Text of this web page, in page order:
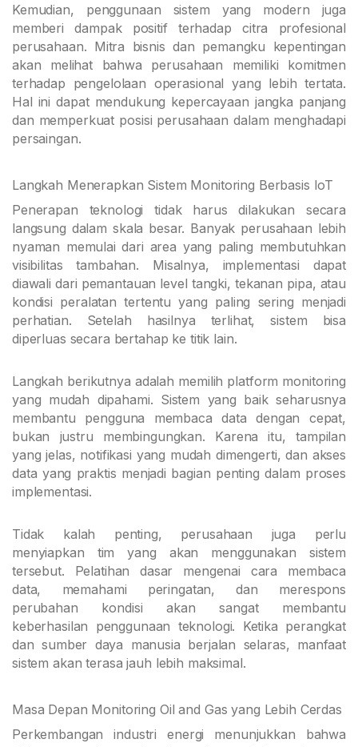
Kemudian, penggunaan sistem yang modern juga
memberi dampak positif terhadap citra profesional
perusahaan. Mitra bisnis dan pemangku kepentingan
akan melihat bahwa perusahaan memiliki komitmen
terhadap pengelolaan operasional yang lebih tertata.
Hal ini dapat mendukung kepercayaan jangka panjang
dan memperkuat posisi perusahaan dalam menghadapi
persaingan.
Langkah Menerapkan Sistem Monitoring Berbasis IoT
Penerapan teknologi tidak harus dilakukan secara
langsung dalam skala besar. Banyak perusahaan lebih
nyaman memulai dari area yang paling membutuhkan
visibilitas tambahan. Misalnya, implementasi dapat
diawali dari pemantauan level tangki, tekanan pipa, atau
kondisi peralatan tertentu yang paling sering menjadi
perhatian. Setelah hasilnya terlihat, sistem bisa
diperluas secara bertahap ke titik lain.
Langkah berikutnya adalah memilih platform monitoring
yang mudah dipahami. Sistem yang baik seharusnya
membantu pengguna membaca data dengan cepat,
bukan justru membingungkan. Karena itu, tampilan
yang jelas, notifikasi yang mudah dimengerti, dan akses
data yang praktis menjadi bagian penting dalam proses
implementasi.
Tidak kalah penting, perusahaan juga perlu
menyiapkan tim yang akan menggunakan sistem
tersebut. Pelatihan dasar mengenai cara membaca
data, memahami peringatan, dan merespons
perubahan kondisi akan sangat membantu
keberhasilan penggunaan teknologi. Ketika perangkat
dan sumber daya manusia berjalan selaras, manfaat
sistem akan terasa jauh lebih maksimal.
Masa Depan Monitoring Oil and Gas yang Lebih Cerdas
Perkembangan industri energi menunjukkan bahwa